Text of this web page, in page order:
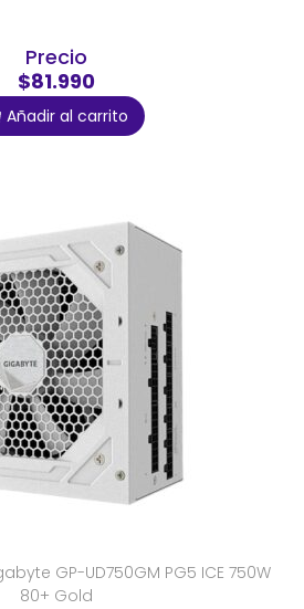
Precio
$81.990
Añadir al carrito
GP-UD750GM PG5 ICE 750W
80+ Gold